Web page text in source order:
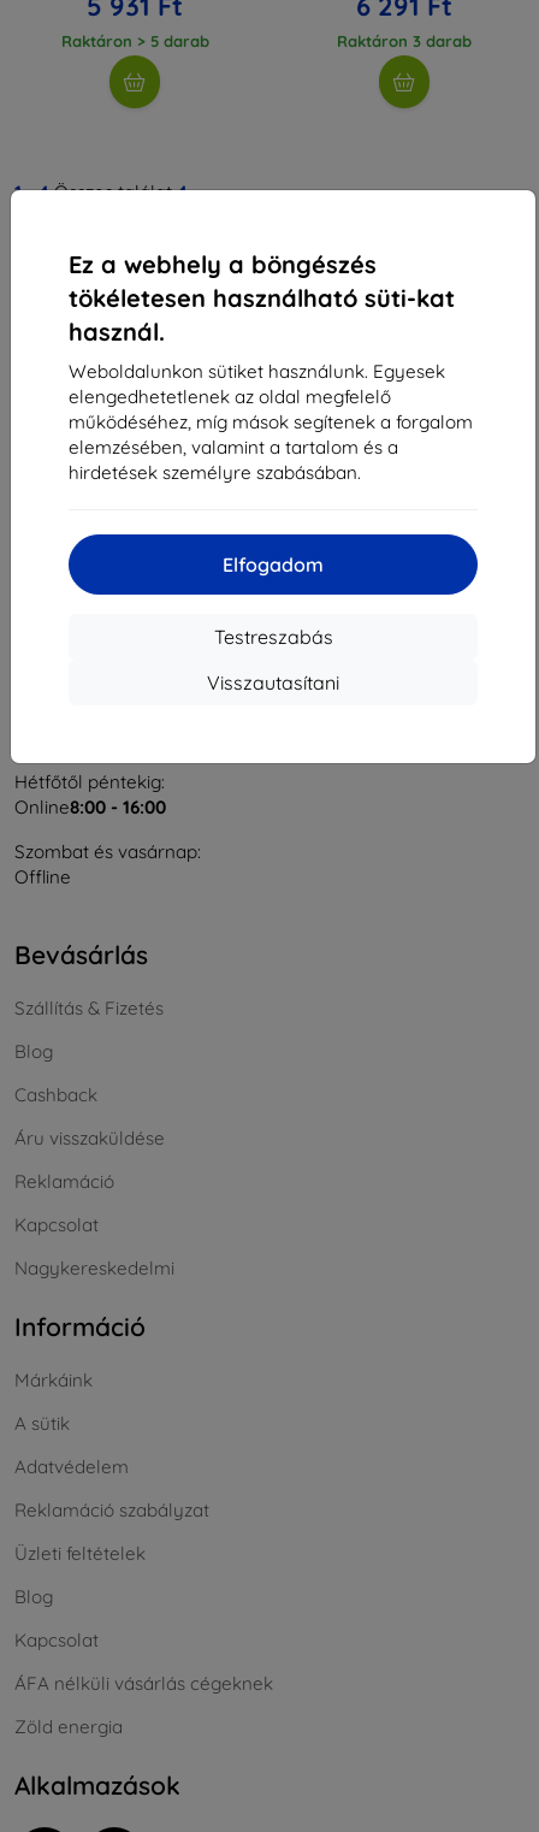
Ez a webhely a böngészés
tökéletesen használható süti-kat
használ.
Weboldalunkon sütiket használunk. Egyesek
elengedhetetlenek az oldal megfelelő
működéséhez, míg mások segítenek a forgalom
elemzésében, valamint a tartalom és a
hirdetések személyre szabásában.
Elfogadom
Testreszabás
Visszautasítani
Raktáron > 5 darab Raktáron 3 darab
1-4Összes találat4.
Shield-Sk s.r.o.
Rudolf Mocka utca 3750/2A
Cégjegyzékszám:46701494
ÁFA-azonosító:
SK2023549671
Hétfőtől péntekig:
Online8:00 - 16:00
Szombat és vasárnap:
Offline
Bevásárlás
Szállítás & Fizetés
Blog
Cashback
Áru visszaküldése
Reklamáció
Kapcsolat
Nagykereskedelmi
Információ
Márkáink
A sütik
Adatvédelem
Reklamáció szabályzat
Üzleti feltételek
Blog
Kapcsolat
ÁFA nélküli vásárlás cégeknek
Zöld energia
Alkalmazások